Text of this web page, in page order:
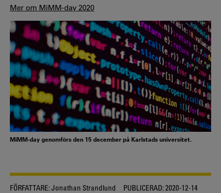
Mer om MiMM-day 2020
MiMM-day genomförs den 15 december på Karlstads universitet.
FÖRFATTARE:Jonathan Strandlund PUBLICERAD:2020-12-14